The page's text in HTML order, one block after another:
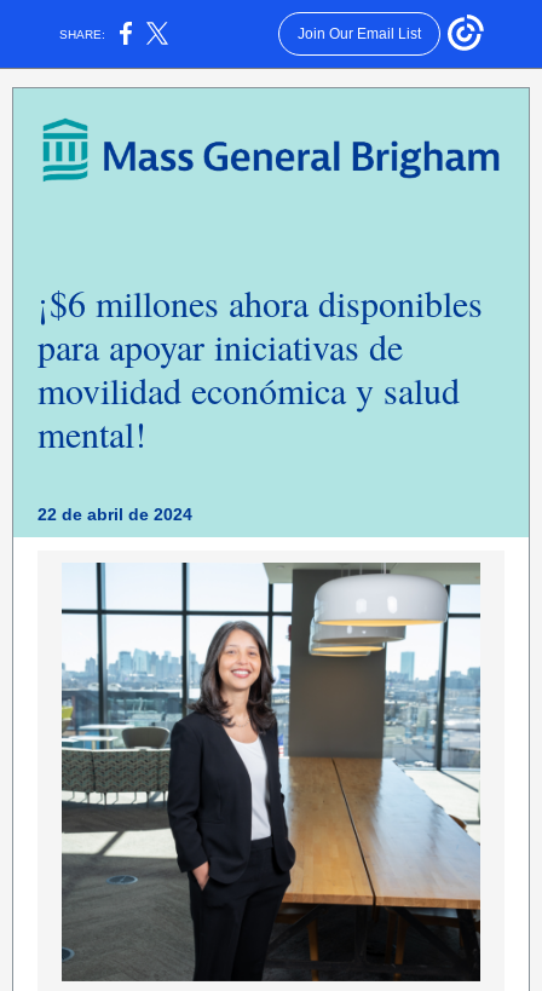
SHARE: Join Our Email List
¡$6 millones ahora disponibles
para apoyar iniciativas de
movilidad económica y salud
mental!
22 de abril de 2024